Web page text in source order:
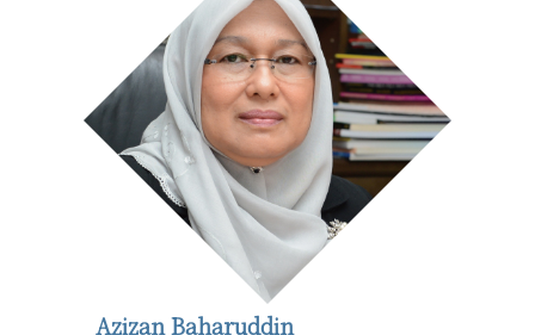
Azizan Baharuddin